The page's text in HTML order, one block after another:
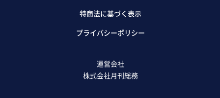
特商法に基づく表示
プライバシーポリシー
運営会社
株式会社月刊総務